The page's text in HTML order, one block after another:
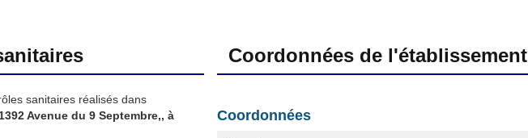
sanitaires réalisés dans
Avenue du 9 Septembre,, à
Coordonnées de l'établissement
Coordonnées